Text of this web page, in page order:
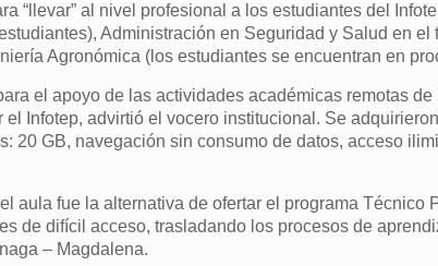
“llevar” al nivel profesional a los estudiantes del
Administración en Seguridad y Salud en el
Agronómica (los estudiantes se encuentran en
el apoyo de las actividades académicas remotas
Infotep, advirtió el vocero institucional. Se
20 GB, navegación sin consumo de datos, acceso
aula fue la alternativa de ofertar el programa Técnico
de difícil acceso, trasladando los procesos de
– Magdalena.